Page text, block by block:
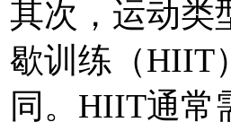
其次，运动类
歇训练（HIIT
同。HIIT通常